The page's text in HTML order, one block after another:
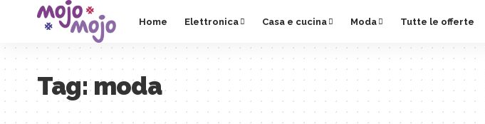
Home Elettronica Casa e cucina Moda Tutte le offerte
Tag:moda